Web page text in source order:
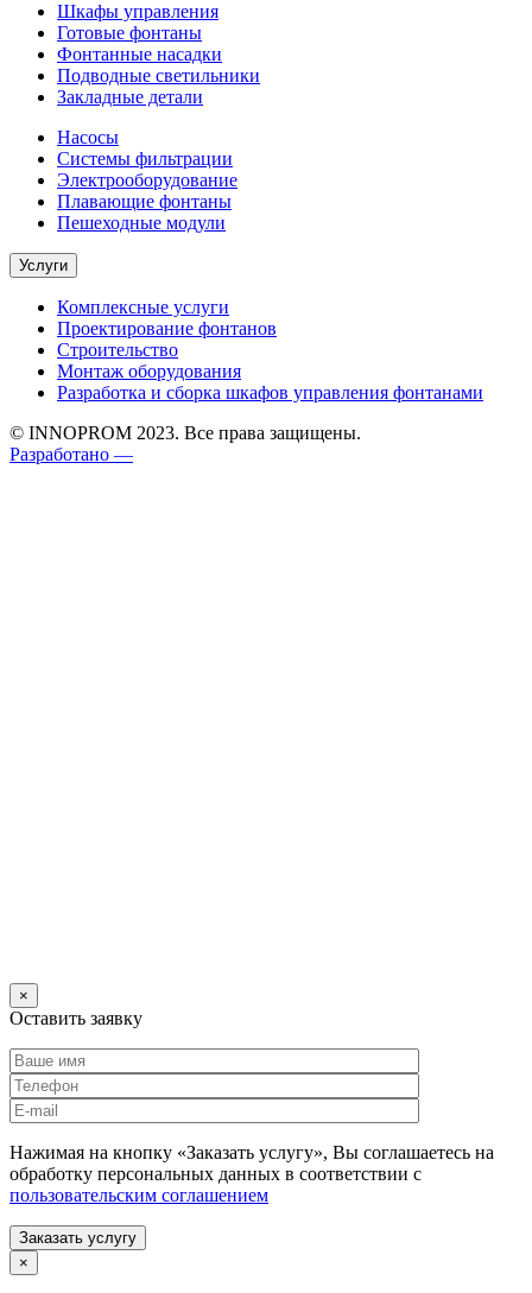
Шкафы управления
Готовые фонтаны
Фонтанные насадки
Подводные светильники
Закладные детали
Насосы
Системы фильтрации
Электрооборудование
Плавающие фонтаны
Пешеходные модули
Услуги
Комплексные услуги
Проектирование фонтанов
Строительство
Монтаж оборудования
Разработка и сборка шкафов управления фонтанами
© INNOPROM 2023. Все права защищены.
Разработано —
×
Оставить заявку
Нажимая на кнопку «Заказать услугу», Вы соглашаетесь на
обработку персональных данных в соответствии с
пользовательским соглашением
Заказать услугу
×